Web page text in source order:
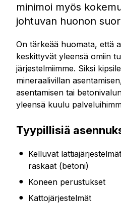
minimoi myös
johtuvan huonon
On tärkeää huomata, että
keskittyvät yleensä omiin
järjestelmiimme. Siksi
mineraalivillan
asentamisen tai
yleensä kuulu
Tyypillisiä
Kelluvat
raskaat (betoni)
Koneen perustukset
Kattojärjestelmät